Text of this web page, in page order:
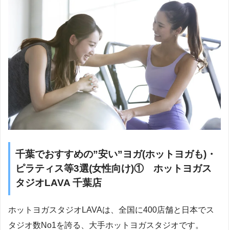
千葉でおすすめの”安い”ヨガ(ホットヨガも)・
ピラティス等3選(女性向け)① ホットヨガス
タジオLAVA 千葉店
ホットヨガスタジオLAVAは、全国に400店舗と日本でス
タジオ数No1を誇る、大手ホットヨガスタジオです。